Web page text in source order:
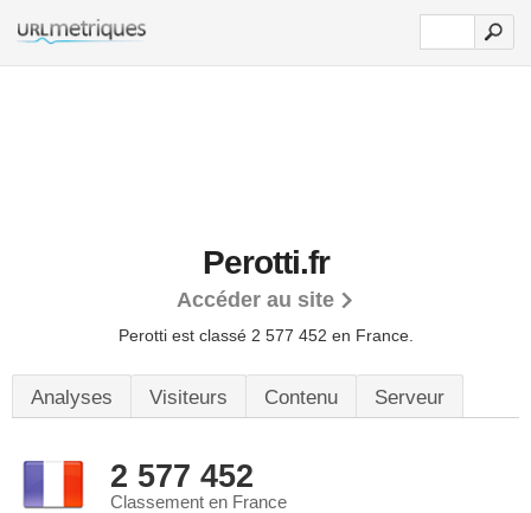
Perotti.fr
Accéder au site
Perotti est classé 2 577 452 en France.
Analyses Visiteurs Contenu Serveur
2 577 452
Classement en France